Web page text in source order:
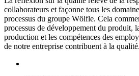
collaborateurs et façonne tous les
processus du groupe Wölfle. Cela
processus de développement du produit,
production et les compétences des
de notre entreprise contribuent à la qualité.